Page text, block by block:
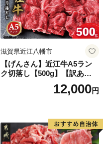
滋賀県近江八幡市
【げんさん】近江牛A5ラン
ク切落し【500g】【訳あり】
12,000円